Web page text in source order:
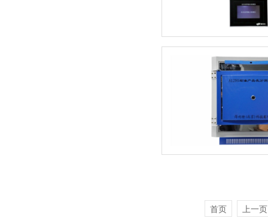
首页 上一页